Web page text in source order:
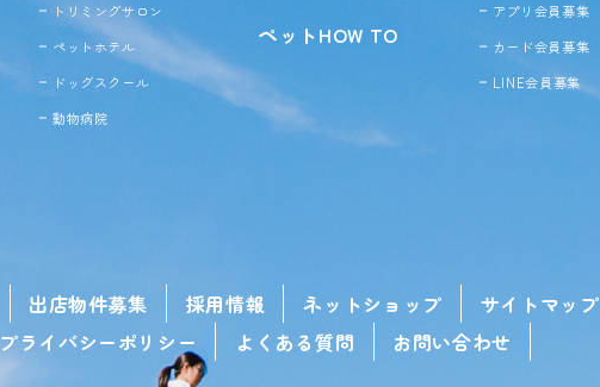
トリミングサロン
ペットホテル
ドッグスクール
動物病院
ペットHOW TO
アプリ会員募集
カード会員募集
LINE会員募集
出店物件募集 採用情報 ネットショップ
サイトマップ
プライバシーポリシー
よくある質問 お問い合わせ